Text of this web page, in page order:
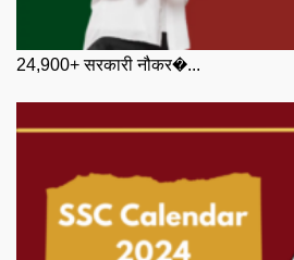
24,900+ सरकारी नौकर�...